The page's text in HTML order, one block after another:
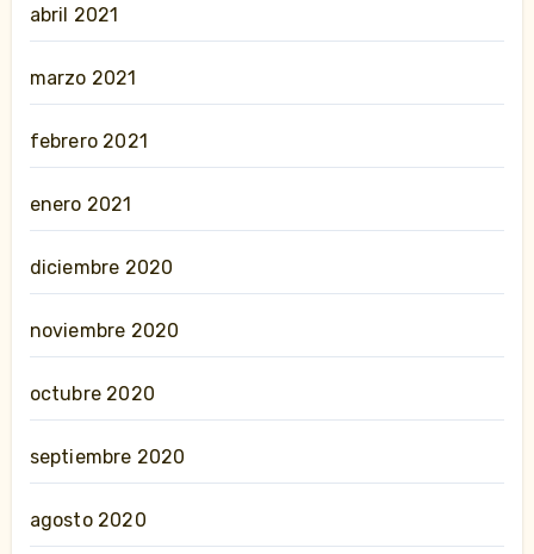
abril 2021
marzo 2021
febrero 2021
enero 2021
diciembre 2020
noviembre 2020
octubre 2020
septiembre 2020
agosto 2020